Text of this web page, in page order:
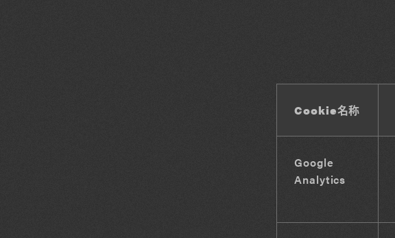
Cookie名称
Google
Analytics